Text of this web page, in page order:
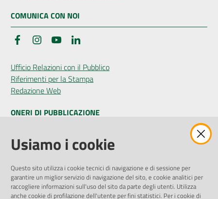
COMUNICA CON NOI
FacebookInstagramYouTube
Ufficio Relazioni con il Pubblico
Riferimenti per la Stampa
Redazione Web
ONERI DI PUBBLICAZIONE
Amministrazione Trasparente
Pubblicità legale
Privacy Policy
Attuazione Misure PNRR
Liste di Attesa
Usiamo i cookie
Questo sito utilizza i cookie tecnici di navigazione e di sessione per
garantire un miglior servizio di navigazione del sito, e cookie analitici per
raccogliere informazioni sull'uso del sito da parte degli utenti. Utilizza
anche cookie di profilazione dell'utente per fini statistici. Per i cookie di